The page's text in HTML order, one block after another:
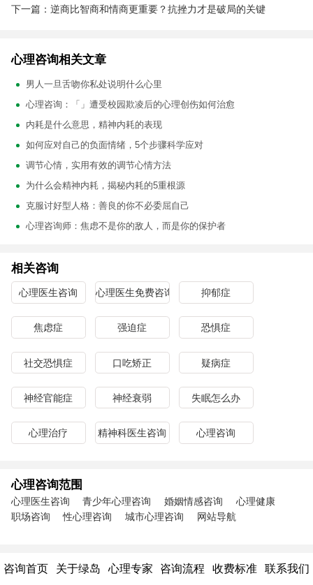
下一篇：逆商比智商和情商更重要？抗挫力才是破局的关键
心理咨询相关文章
男人一旦舌吻你私处说明什么心里
心理咨询：「」遭受校园欺凌后的心理创伤如何治愈
内耗是什么意思，精神内耗的表现
如何应对自己的负面情绪，5个步骤科学应对
调节心情，实用有效的调节心情方法
为什么会精神内耗，揭秘内耗的5重根源
克服讨好型人格：善良的你不必委屈自己
心理咨询师：焦虑不是你的敌人，而是你的保护者
相关咨询
心理医生咨询 心理医生免费咨询 抑郁症
焦虑症 强迫症 恐惧症
社交恐惧症 口吃矫正 疑病症
神经官能症 神经衰弱 失眠怎么办
心理治疗 精神科医生咨询 心理咨询
心理咨询范围
心理医生咨询 青少年心理咨询 婚姻情感咨询
心理健康
职场咨询
性心理咨询 城市心理咨询 网站导航
咨询首页 关于绿岛 心理专家 咨询流程 收费标准 联系我们